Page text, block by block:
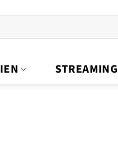
STREAMING